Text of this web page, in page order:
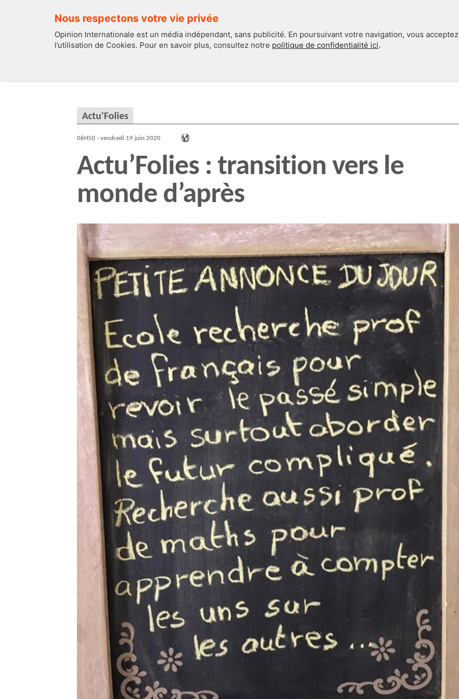
Nous respectons votre vie privée
Opinion Internationale est un média indépendant, sans publicité. En poursuivant votre navigation, vous acceptez
l’utilisation de Cookies. Pour en savoir plus, consultez notre politique de confidentialité ici.
Actu'Folies
06H50 - vendredi 19 juin 2020
Actu’Folies : transition vers le
monde d’après